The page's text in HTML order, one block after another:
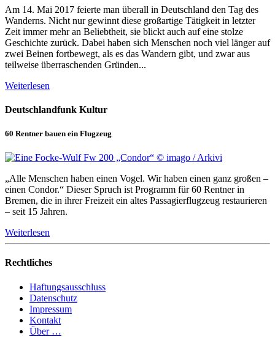
Am 14. Mai 2017 feierte man überall in Deutschland den Tag des
Wanderns. Nicht nur gewinnt diese großartige Tätigkeit in letzter
Zeit immer mehr an Beliebtheit, sie blickt auch auf eine stolze
Geschichte zurück. Dabei haben sich Menschen noch viel länger auf
zwei Beinen fortbewegt, als es das Wandern gibt, und zwar aus
teilweise überraschenden Gründen...
Weiterlesen
Deutschlandfunk Kultur
60 Rentner bauen ein Flugzeug
„Alle Menschen haben einen Vogel. Wir haben einen ganz großen –
einen Condor.“ Dieser Spruch ist Programm für 60 Rentner in
Bremen, die in ihrer Freizeit ein altes Passagierflugzeug restaurieren
– seit 15 Jahren.
Weiterlesen
Rechtliches
Haftungsausschluss
Datenschutz
Impressum
Kontakt
Über …